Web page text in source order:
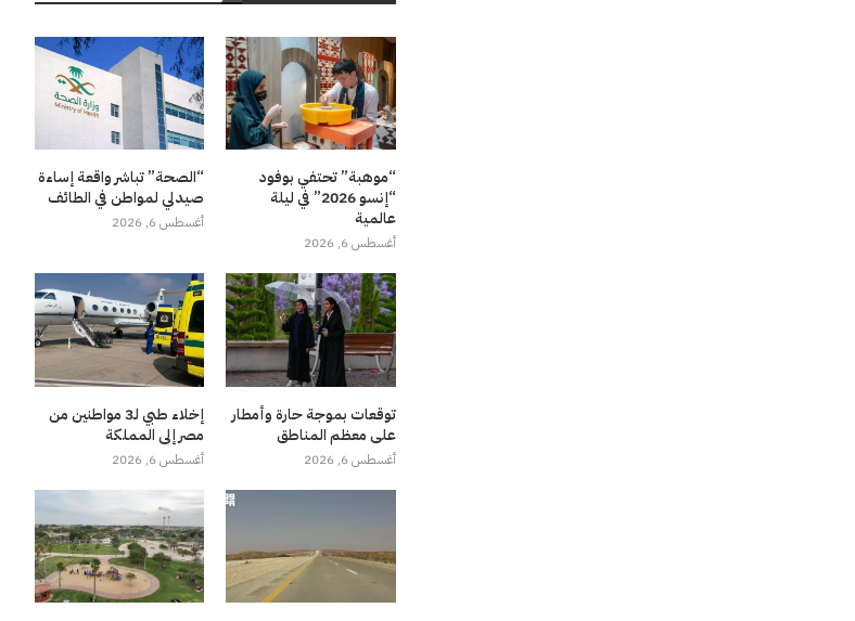
“موهبة” تحتفي بوفود
“إنسو 2026” في ليلة
عالمية
أغسطس 6, 2026
“الصحة” تباشر واقعة إساءة
صيدلي لمواطن في الطائف
أغسطس 6, 2026
توقعات بموجة حارة وأمطار
على معظم المناطق
أغسطس 6, 2026
إخلاء طبي لـ3 مواطنين من
مصر إلى المملكة
أغسطس 6, 2026